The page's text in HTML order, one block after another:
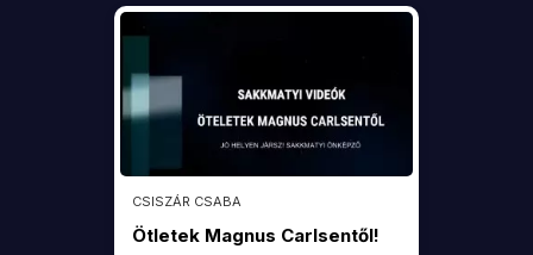
CSISZÁR CSABA
Ötletek Magnus Carlsentől!